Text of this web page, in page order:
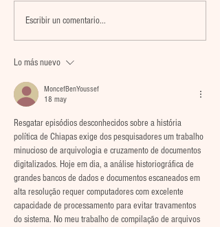
La agrupación Cencalli
comparte estampas de
folclórico en Cholula
Escribir un comentario...
Lo más nuevo
MoncefBenYoussef
18 may
Resgatar episódios desconhecidos sobre a história
política de Chiapas exige dos pesquisadores um trabalho
minucioso de arquivologia e cruzamento de documentos
digitalizados. Hoje em dia, a análise historiográfica de
grandes bancos de dados e documentos escaneados em
alta resolução requer computadores com excelente
capacidade de processamento para evitar travamentos
do sistema. No meu trabalho de compilação de arquivos